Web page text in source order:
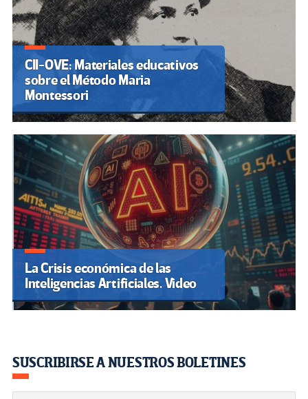
CII-OVE: Materiales educativos
sobre el Método Maria
Montessori
La Crisis económica de las
Inteligencias Artificiales. Video
SUSCRIBIRSE A NUESTROS BOLETINES